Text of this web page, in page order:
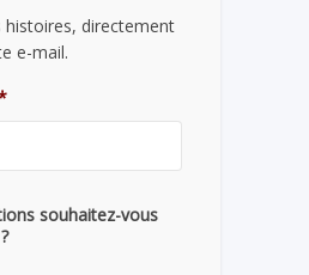
histoires, directement
e-mail.
souhaitez-vous